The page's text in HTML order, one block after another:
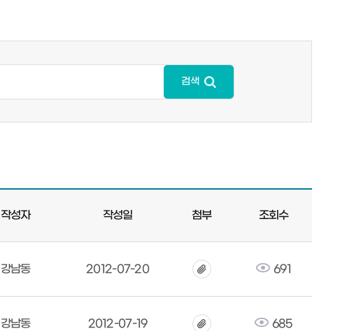
검색
작성자 작성일 첨부 조회수
강남동 2012-07-20 691
강남동 2012-07-19 685